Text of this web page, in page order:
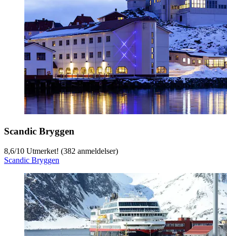
Scandic Bryggen
8,6/10 Utmerket! (382 anmeldelser)
Scandic Bryggen